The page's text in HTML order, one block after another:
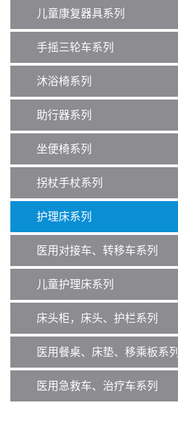
儿童康复器具系列
手摇三轮车系列
沐浴椅系列
助行器系列
坐便椅系列
拐杖手杖系列
护理床系列
医用对接车、转移车系列
儿童护理床系列
床头柜，床头、护栏系列
医用餐桌、床垫、移乘板系列
医用急救车、治疗车系列